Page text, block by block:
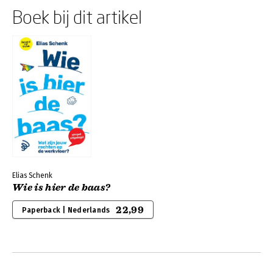
Boek bij dit artikel
Elias Schenk
Wie is hier de baas?
Paperback | Nederlands 22,99